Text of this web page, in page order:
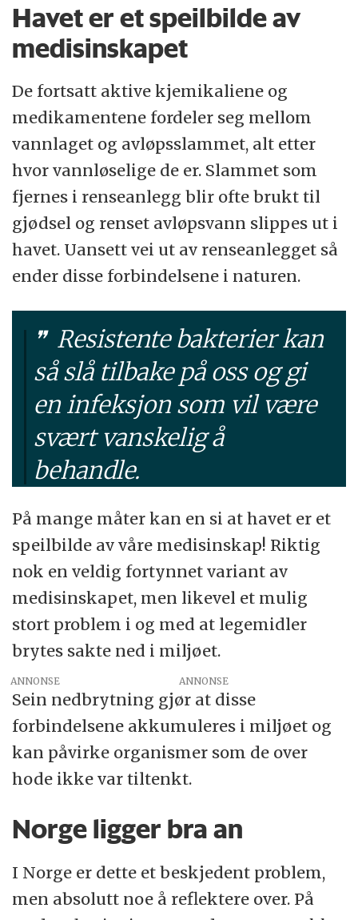
Havet er et speilbilde av
medisinskapet
De fortsatt aktive kjemikaliene og
medikamentene fordeler seg mellom
vannlaget og avløpsslammet, alt etter
hvor vannløselige de er. Slammet som
fjernes i renseanlegg blir ofte brukt til
gjødsel og renset avløpsvann slippes ut i
havet. Uansett vei ut av renseanlegget så
ender disse forbindelsene i naturen.
Resistente bakterier kan
så slå tilbake på oss og gi
en infeksjon som vil være
svært vanskelig å
behandle.
På mange måter kan en si at havet er et
speilbilde av våre medisinskap! Riktig
nok en veldig fortynnet variant av
medisinskapet, men likevel et mulig
stort problem i og med at legemidler
brytes sakte ned i miljøet.
ANNONSE
Sein nedbrytning gjør at disse
forbindelsene akkumuleres i miljøet og
kan påvirke organismer som de over
hode ikke var tiltenkt.
Norge ligger bra an
I Norge er dette et beskjedent problem,
men absolutt noe å reflektere over. På